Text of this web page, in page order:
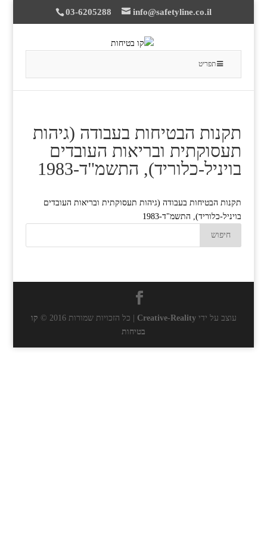
03-6205288 info@safetyline.co.il
תפריט
תקנות הבטיחות בעבודה (גיהות
תעסוקתית ובריאות העובדים
בויניל-כלוריד), התשמ"ד-1983
תקנות הבטיחות בעבודה (גיהות תעסוקתית ובריאות העובדים
בויניל-כלוריד), התשמ"ד-1983
עוצב על ידיCreative-Reality | כל הזכויות שמורות 2016 ©
קו
בטיחות